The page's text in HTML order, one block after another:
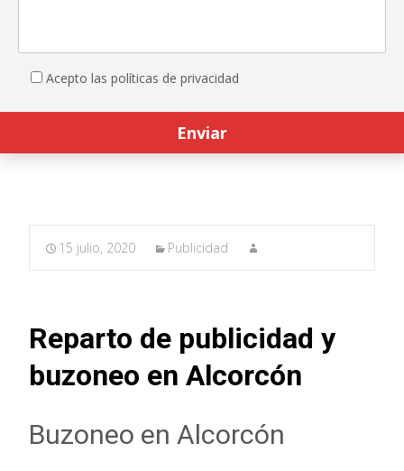
Acepto las políticas de privacidad
15 julio, 2020 Publicidad
Reparto de publicidad y
buzoneo en Alcorcón
Buzoneo en Alcorcón